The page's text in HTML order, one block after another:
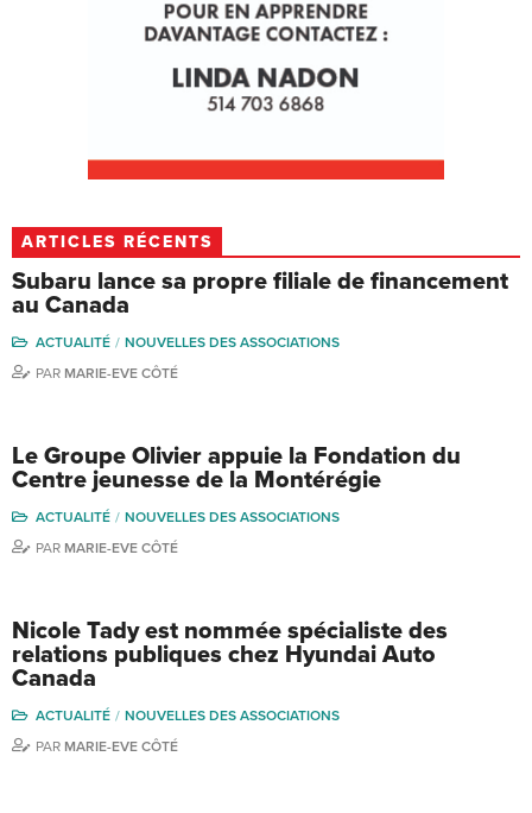
ARTICLES RÉCENTS
Subaru lance sa propre filiale de financement
au Canada
ACTUALITÉ
NOUVELLES DES ASSOCIATIONS
PAR MARIE-EVE CÔTÉ
Le Groupe Olivier appuie la Fondation du
Centre jeunesse de la Montérégie
ACTUALITÉ
NOUVELLES DES ASSOCIATIONS
PAR MARIE-EVE CÔTÉ
Nicole Tady est nommée spécialiste des
relations publiques chez Hyundai Auto
Canada
ACTUALITÉ
NOUVELLES DES ASSOCIATIONS
PAR MARIE-EVE CÔTÉ